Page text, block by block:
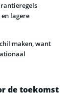
lagere
maken, want
de toekomst